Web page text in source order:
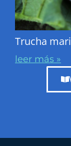
Trucha
leer más »